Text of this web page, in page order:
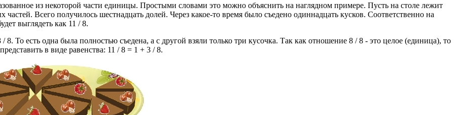
из некоторой части единицы. Простыми словами это можно объяснить на наглядном примере. Пусть на столе лежит
Всего получилось шестнадцать долей. Через какое-то время было съедено одиннадцать кусков. Соответственно на
выглядеть как 11 / 8.
То есть одна была полностью съедена, а с другой взяли только три кусочка. Так как отношение 8 / 8 - это целое (единица), то
в виде равенства: 11 / 8 = 1 + 3 / 8.